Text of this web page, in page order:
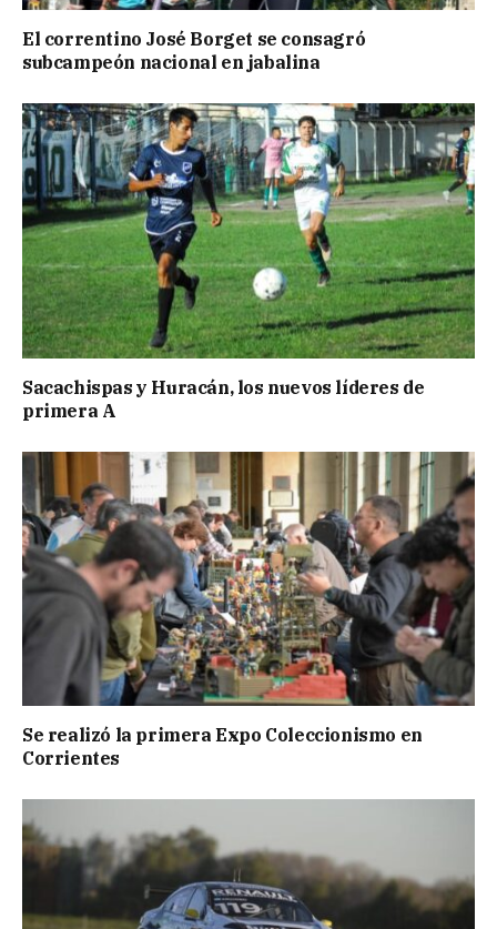
El correntino José Borget se consagró
subcampeón nacional en jabalina
Sacachispas y Huracán, los nuevos líderes de
primera A
Se realizó la primera Expo Coleccionismo en
Corrientes